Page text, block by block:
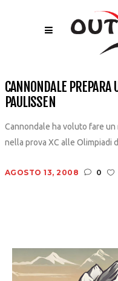
CANNONDALE PREPARA
PAULISSEN
Cannondale ha voluto fare
nella prova XC alle Olimpiadi
AGOSTO 13, 2008 0